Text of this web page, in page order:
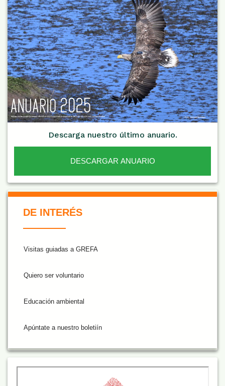
Descarga nuestro último anuario.
DESCARGAR ANUARIO
De Interés NARANJA
DE INTERÉS
Visitas guiadas a GREFA
Quiero ser voluntario
Educación ambiental
Apúntate a nuestro boletiín